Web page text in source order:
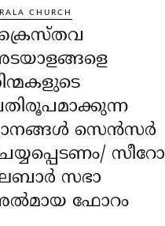
CHURCH
സെൻസർ
സീറോ
സഭാ
ഫോറം